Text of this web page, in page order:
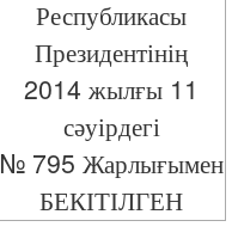
Республикасы
Президентінің
2014 жылғы 11
сәуірдегі
№ 795 Жарлығымен
БЕКІТІЛГЕН